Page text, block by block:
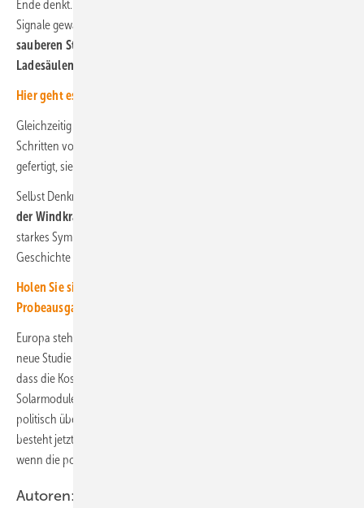
Ende denkt. In Gemeinden wie Bundorf hat man nicht auf politische
Signale gewartet, sondern handelt:
sauberen Strom für Wärmepumpen, Nahwärmenetz und E-
Ladesäulen
Hier geht es zum Inhaltsverzeichnis.
Gleichzeitig schreitet auch die Technologieentwicklung mit großen
Schritten voran: Windturbinen werden leiser, effizienter und modular
gefertigt, sie werden zudem immer leistungsfähiger.
Selbst Denkmalpfleger erkennen inzwischen in den
der Windkraft
starkes Symbol dafür, dass die Energiewende bereits Teil unserer
Geschichte geworden ist.
Holen Sie sich jetzt das aktuelle Magazin als kostenlose
Probeausgabe.
Europa steht auch in der Solarbranche an einer Zeitenwende. Eine
neue Studie von Solar Power Europe und dem Fraunhofer ISE zeigt,
dass die Kostendifferenz zwischen in Europa hergestellten
Solarmodulen und Importware aus China kleiner ist als gedacht – und
politisch überbrückbar. Nach Jahren der Abhängigkeit von Importen
besteht jetzt die Chance auf ein „
wenn die politischen Weichen rechtzeitig gestellt werden.
Autoren: